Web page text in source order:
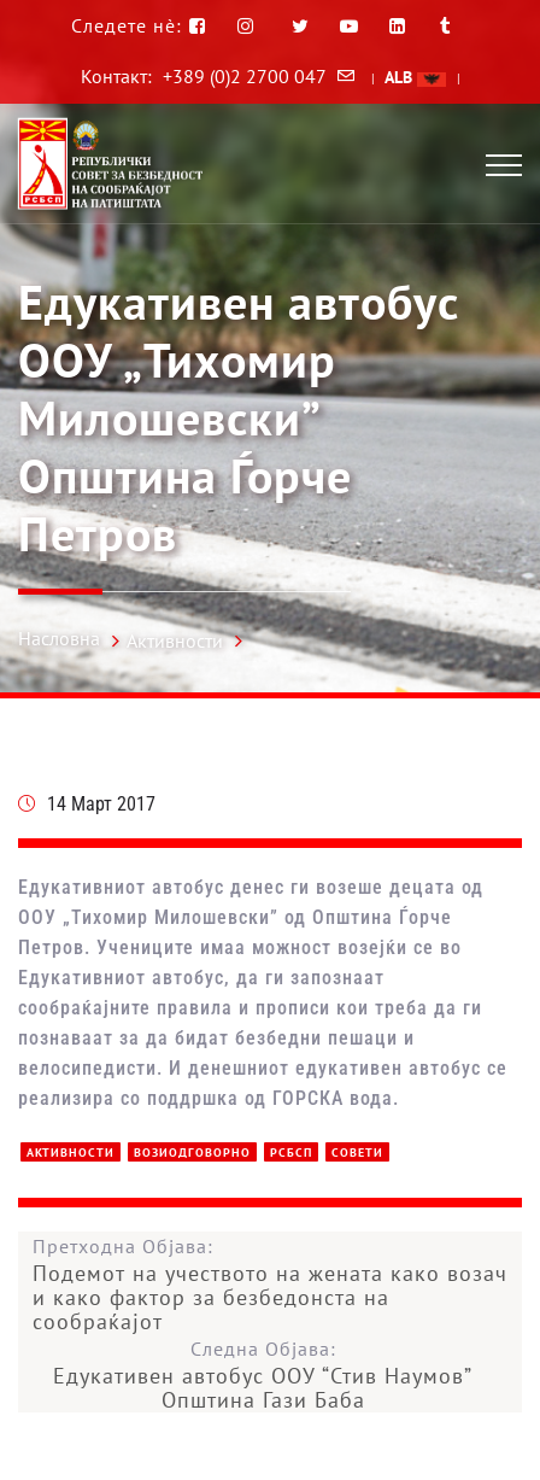
Следете нè:
Контакт: +389 (0)2 2700 047 | ALB |
Едукативен автобус
ООУ „Тихомир
Милошевски”
Општина Ѓорче
Петров
Насловна Активности
14 Март 2017
Едукативниот автобус денес ги возеше децата од
ООУ „Тихомир Милошевски” од Општина Ѓорче
Петров. Учениците имаа можност возејќи се во
Едукативниот автобус, да ги запознаат
сообраќајните правила и прописи кои треба да ги
познаваат за да бидат безбедни пешаци и
велосипедисти. И денешниот едукативен автобус се
реализира со поддршка од ГОРСКА вода.
АКТИВНОСТИ ВОЗИОДГОВОРНО РСБСП СОВЕТИ
Претходна Објава:
Подемот на учеството на жената како возач
и како фактор за безбедонста на
сообраќајот
Следна Објава:
Едукативен автобус ООУ “Стив Наумов”
Општина Гази Баба